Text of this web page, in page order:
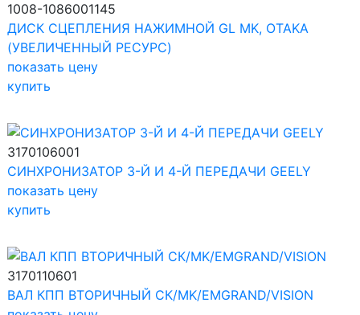
1008-1086001145
ДИСК СЦЕПЛЕНИЯ НАЖИМНОЙ GL MK, OTAKA
(УВЕЛИЧЕННЫЙ РЕСУРС)
показать цену
купить
3170106001
СИНХРОНИЗАТОР 3-Й И 4-Й ПЕРЕДАЧИ GEELY
показать цену
купить
3170110601
ВАЛ КПП ВТОРИЧНЫЙ СК/MK/EMGRAND/VISION